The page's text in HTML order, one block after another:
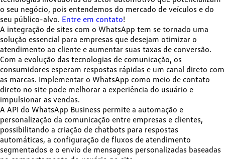
o seu negócio, pois entendemos do mercado de veículos e do
seu público-alvo. Entre em contato!
A integração de sites com o WhatsApp tem se tornado uma
solução essencial para empresas que desejam otimizar o
atendimento ao cliente e aumentar suas taxas de conversão.
Com a evolução das tecnologias de comunicação, os
consumidores esperam respostas rápidas e um canal direto com
as marcas. Implementar o WhatsApp como meio de contato
direto no site pode melhorar a experiência do usuário e
impulsionar as vendas.
A API do WhatsApp Business permite a automação e
personalização da comunicação entre empresas e clientes,
possibilitando a criação de chatbots para respostas
automáticas, a configuração de fluxos de atendimento
segmentados e o envio de mensagens personalizadas baseadas